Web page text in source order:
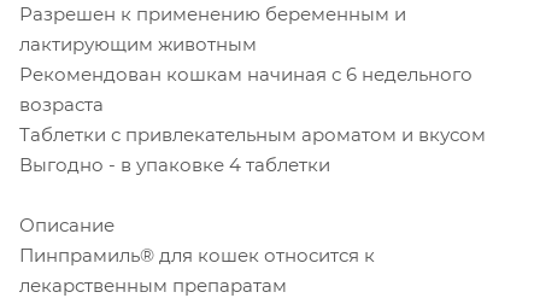
Разрешен к применению беременным и
лактирующим животным
Рекомендован кошкам начиная с 6 недельного
возраста
Таблетки с привлекательным ароматом и вкусом
Выгодно - в упаковке 4 таблетки
Описание
Пинпрамиль® для кошек относится к
лекарственным препаратам